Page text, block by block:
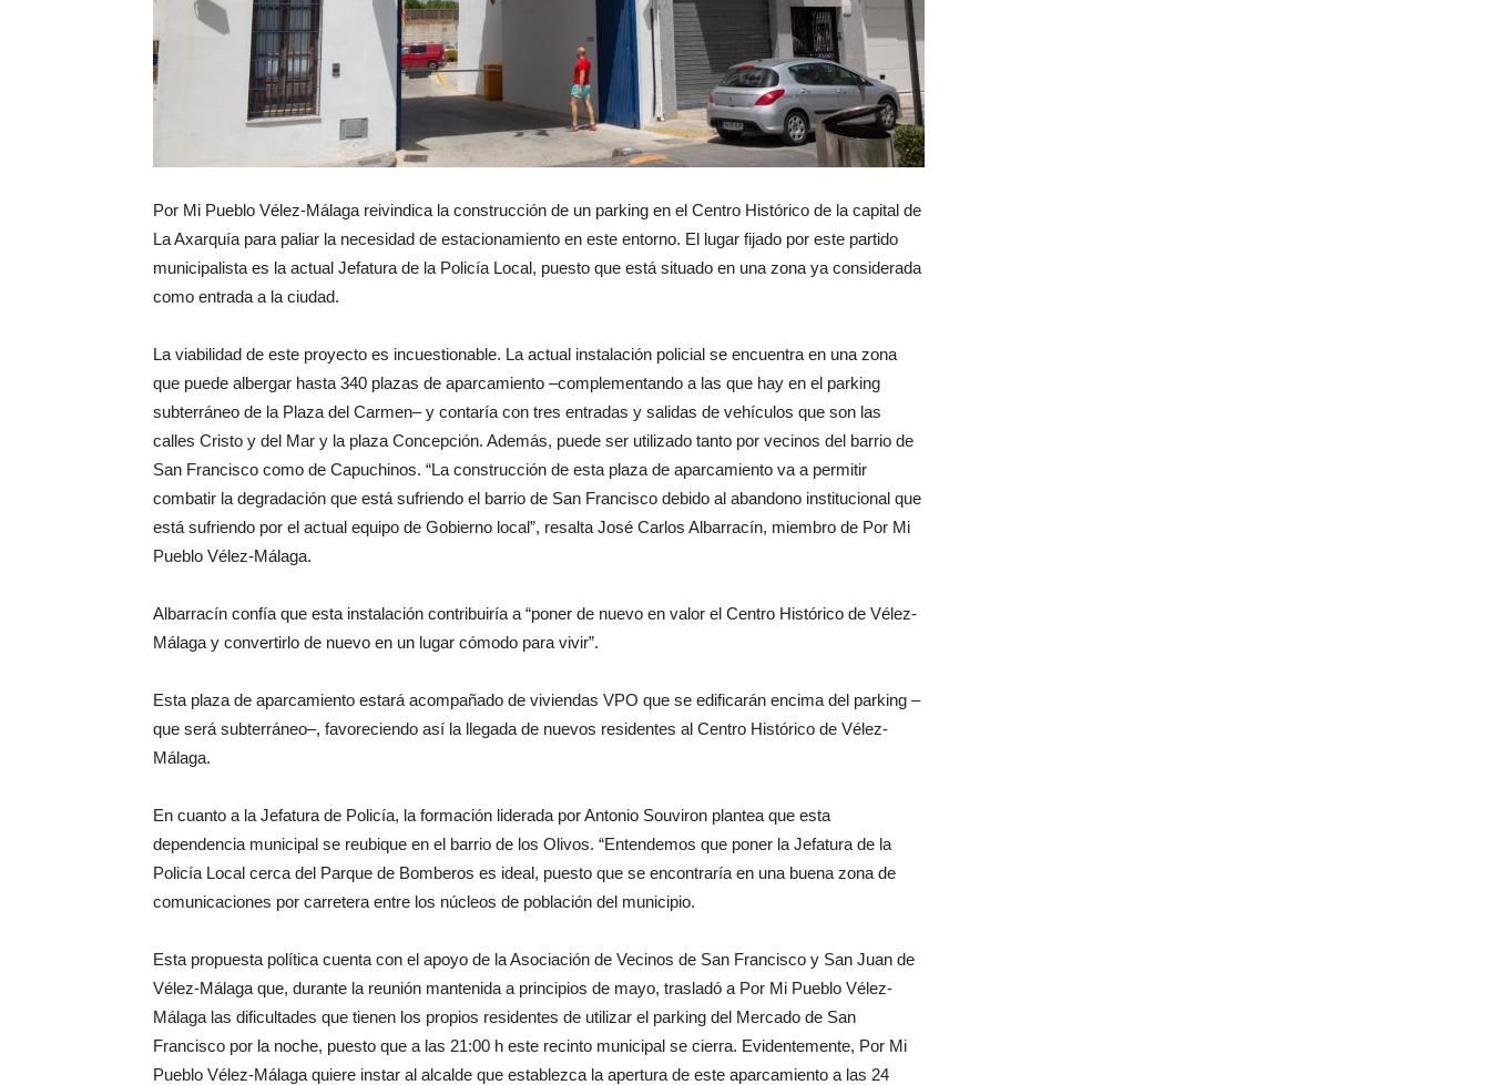
Por Mi Pueblo Vélez-Málaga reivindica la construcción de un parking en el Centro Histórico de la capital de
La Axarquía para paliar la necesidad de estacionamiento en este entorno. El lugar fijado por este partido
municipalista es la actual Jefatura de la Policía Local, puesto que está situado en una zona ya considerada
como entrada a la ciudad.
La viabilidad de este proyecto es incuestionable. La actual instalación policial se encuentra en una zona
que puede albergar hasta 340 plazas de aparcamiento –complementando a las que hay en el parking
subterráneo de la Plaza del Carmen– y contaría con tres entradas y salidas de vehículos que son las
calles Cristo y del Mar y la plaza Concepción. Además, puede ser utilizado tanto por vecinos del barrio de
San Francisco como de Capuchinos. “La construcción de esta plaza de aparcamiento va a permitir
combatir la degradación que está sufriendo el barrio de San Francisco debido al abandono institucional que
está sufriendo por el actual equipo de Gobierno local”, resalta José Carlos Albarracín, miembro de Por Mi
Pueblo Vélez-Málaga.
Albarracín confía que esta instalación contribuiría a “poner de nuevo en valor el Centro Histórico de Vélez-
Málaga y convertirlo de nuevo en un lugar cómodo para vivir”.
Esta plaza de aparcamiento estará acompañado de viviendas VPO que se edificarán encima del parking –
que será subterráneo–, favoreciendo así la llegada de nuevos residentes al Centro Histórico de Vélez-
Málaga.
En cuanto a la Jefatura de Policía, la formación liderada por Antonio Souviron plantea que esta
dependencia municipal se reubique en el barrio de los Olivos. “Entendemos que poner la Jefatura de la
Policía Local cerca del Parque de Bomberos es ideal, puesto que se encontraría en una buena zona de
comunicaciones por carretera entre los núcleos de población del municipio.
Esta propuesta política cuenta con el apoyo de la Asociación de Vecinos de San Francisco y San Juan de
Vélez-Málaga que, durante la reunión mantenida a principios de mayo, trasladó a Por Mi Pueblo Vélez-
Málaga las dificultades que tienen los propios residentes de utilizar el parking del Mercado de San
Francisco por la noche, puesto que a las 21:00 h este recinto municipal se cierra. Evidentemente, Por Mi
Pueblo Vélez-Málaga quiere instar al alcalde que establezca la apertura de este aparcamiento a las 24